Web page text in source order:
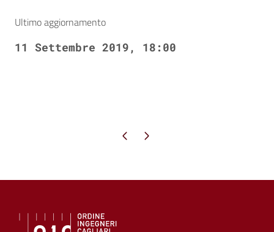
Ultimo aggiornamento
11 Settembre 2019, 18:00
Pagina precedente
Pagina successiva